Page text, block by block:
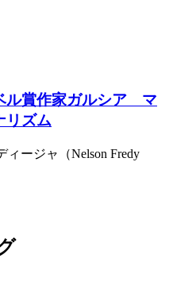
ル賞作家ガルシア゠マ
リズム
ージャ（Nelson Fredy